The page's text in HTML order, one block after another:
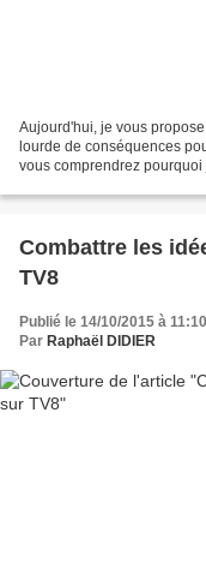
Aujourd'hui, je vous
lourde de conséquences
vous comprendrez
Combattre les
TV8
Publié le 14/10/2015 à 11:10
Par Raphaël DIDIER